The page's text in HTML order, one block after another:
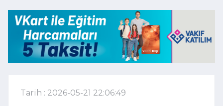
Tarih : 2026-05-21 22:06:49